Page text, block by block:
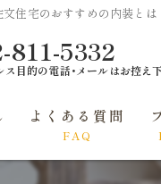
文住宅のおすすめの内装と
811-5332
目的の電話･メールはお控え
よくある質問
FAQ